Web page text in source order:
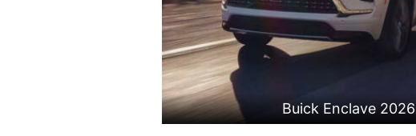
Buick Enclave 2026